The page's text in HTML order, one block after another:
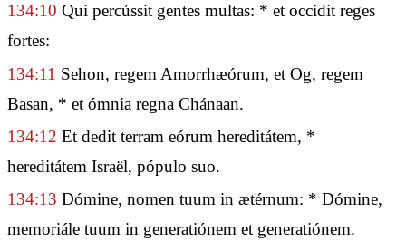
134:10 Qui percússit gentes multas: * et occídit reges
fortes:
134:11 Sehon, regem Amorrhæórum, et Og, regem
Basan, * et ómnia regna Chánaan.
134:12 Et dedit terram eórum hereditátem, *
hereditátem Israël, pópulo suo.
134:13 Dómine, nomen tuum in ætérnum: * Dómine,
memoriále tuum in generatiónem et generatiónem.